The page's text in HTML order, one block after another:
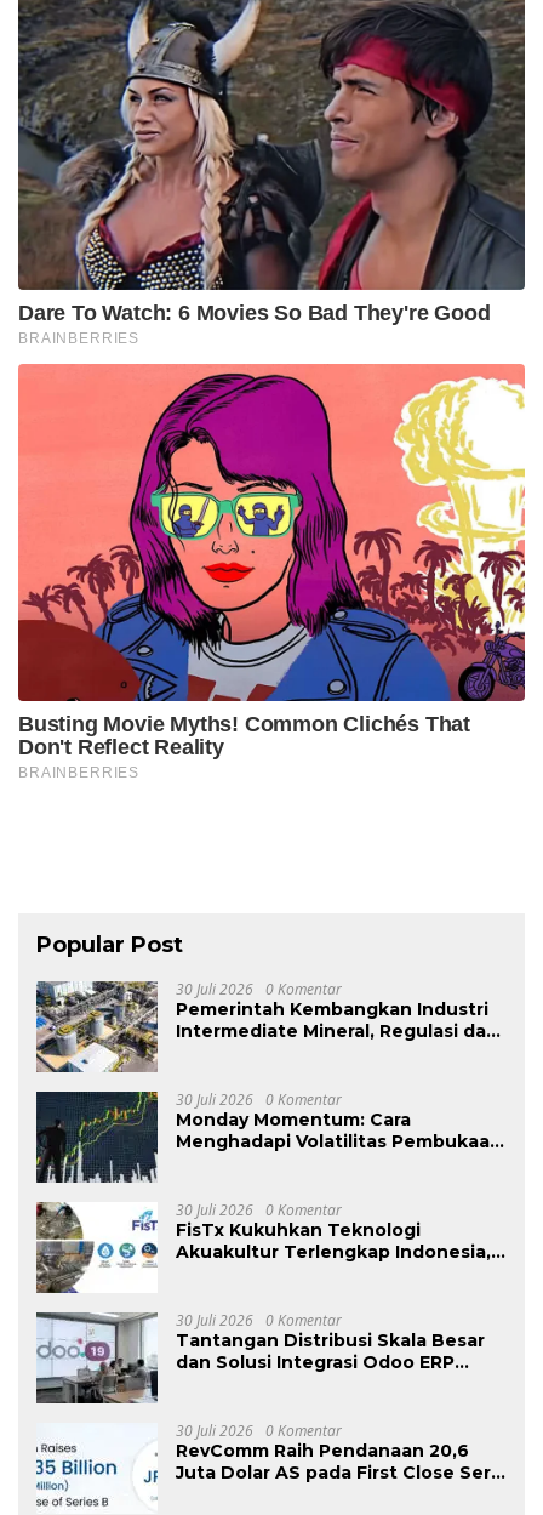
Popular Post
30 Juli 2026 0 Komentar
Pemerintah Kembangkan Industri
Intermediate Mineral, Regulasi dan
30 Juli 2026 0 Komentar
Monday Momentum: Cara
Menghadapi Volatilitas Pembukaan
30 Juli 2026 0 Komentar
FisTx Kukuhkan Teknologi
Akuakultur Terlengkap Indonesia,
30 Juli 2026 0 Komentar
Tantangan Distribusi Skala Besar
dan Solusi Integrasi Odoo ERP
30 Juli 2026 0 Komentar
RevComm Raih Pendanaan 20,6
Juta Dolar AS pada First Close Seri